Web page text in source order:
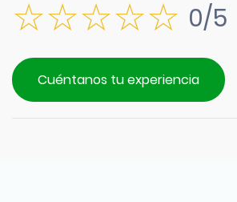
0/5
Cuéntanos tu experiencia